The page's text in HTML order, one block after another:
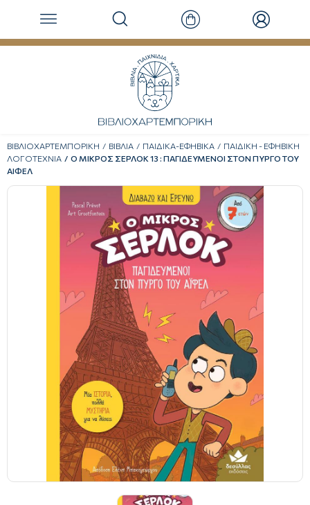
ΒΙΒΛΙΟΧΑΡΤΕΜΠΟΡΙΚΗ ΒΙΒΛΙΑ ΠΑΙΔΙΚΑ-ΕΦΗΒΙΚΑ
ΠΑΙΔΙΚΗ - ΕΦΗΒΙΚΗ
ΛΟΓΟΤΕΧΝΙΑ
Ο ΜΙΚΡΟΣ ΣΕΡΛΟΚ 13 : ΠΑΓΙΔΕΥΜΕΝΟΙ ΣΤΟΝ ΠΥΡΓΟ ΤΟΥ
ΑΙΦΕΛ